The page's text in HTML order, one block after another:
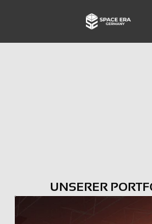
UNSERER